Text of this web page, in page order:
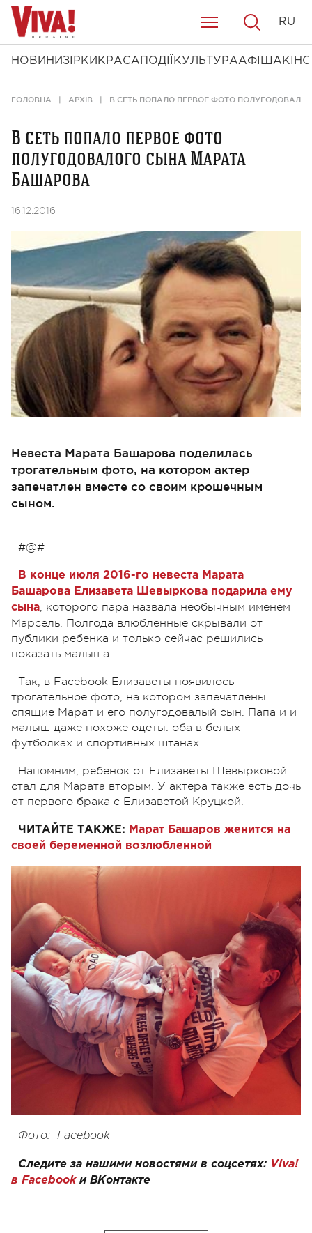
НОВИНИ ЗІРКИ КРАСА ПОДІЇ КУЛЬТУРААФІША КІНО
RU
ГОЛОВНА АРХІВ В СЕТЬ ПОПАЛО ПЕРВОЕ ФОТО
В сеть попало первое фото
полугодовалого сына Марата
Башарова
16.12.2016
Невеста Марата Башарова поделилась
трогательным фото, на котором актер
запечатлен вместе со своим крошечным
сыном.
#@#
В конце июля 2016-го невеста Марата
Башарова Елизавета Шевыркова подарила ему
сына, которого пара назвала необычным именем
Марсель. Полгода влюбленные скрывали от
публики ребенка и только сейчас решились
показать малыша.
Так, в Facebook Елизаветы появилось
трогательное фото, на котором запечатлены
спящие Марат и его полугодовалый сын. Папа и и
малыш даже похоже одеты: оба в белых
футболках и спортивных штанах.
Напомним, ребенок от Елизаветы Шевырковой
стал для Марата вторым. У актера также есть дочь
от первого брака с Елизаветой Круцкой.
ЧИТАЙТЕ ТАКЖЕ: Марат Башаров женится на
своей беременной возлюбленной
Фото: Facebook
Следите за нашими новостями в соцсетях: Viva!
в Facebookи ВКонтакте